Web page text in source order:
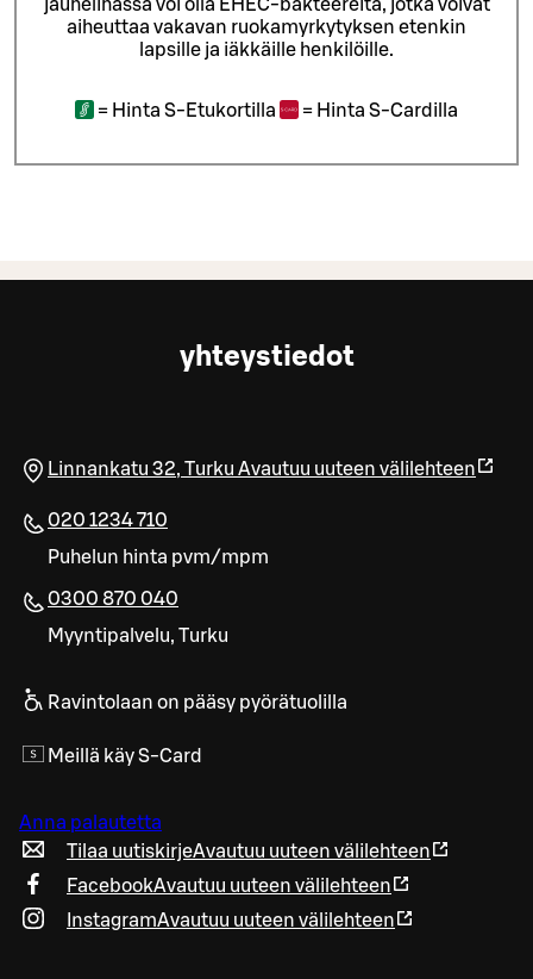
jauhelihassa voi olla EHEC-bakteereita, jotka voivat
aiheuttaa vakavan ruokamyrkytyksen etenkin
lapsille ja iäkkäille henkilöille.
= Hinta S-Etukortilla = Hinta S-Cardilla
yhteystiedot
Linnankatu 32, Turku Avautuu uuteen välilehteen
020 1234 710
Puhelun hinta pvm/mpm
0300 870 040
Myyntipalvelu, Turku
Ravintolaan on pääsy pyörätuolilla
Meillä käy S-Card
Anna palautetta
Tilaa uutiskirjeAvautuu uuteen välilehteen
FacebookAvautuu uuteen välilehteen
InstagramAvautuu uuteen välilehteen